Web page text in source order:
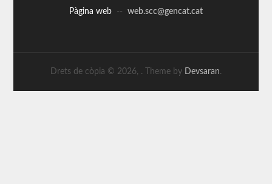
Pàgina web -- web.scc@gencat.cat
Drets de còpia © 2026, . Theme by Devsaran.